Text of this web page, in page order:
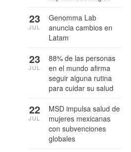
Genomma Lab
anuncia cambios en
Latam
23
JUL
88% de las personas
en el mundo afirma
seguir alguna rutina
para cuidar su salud
23
JUL
MSD impulsa salud de
mujeres mexicanas
con subvenciones
globales
22
JUL